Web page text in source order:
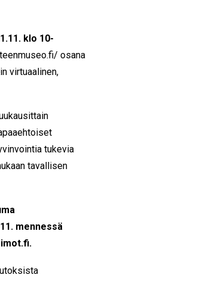
klo 10-
osana
virtuaalinen,
tukevia
tavallisen
mennessä